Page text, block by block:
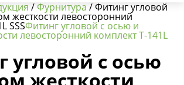
/Фурнитура /Фитинг угловой
жесткости левосторонний
SSSФитинг угловой с осью и
левосторонний комплект T-141L
угловой с осью
жесткости